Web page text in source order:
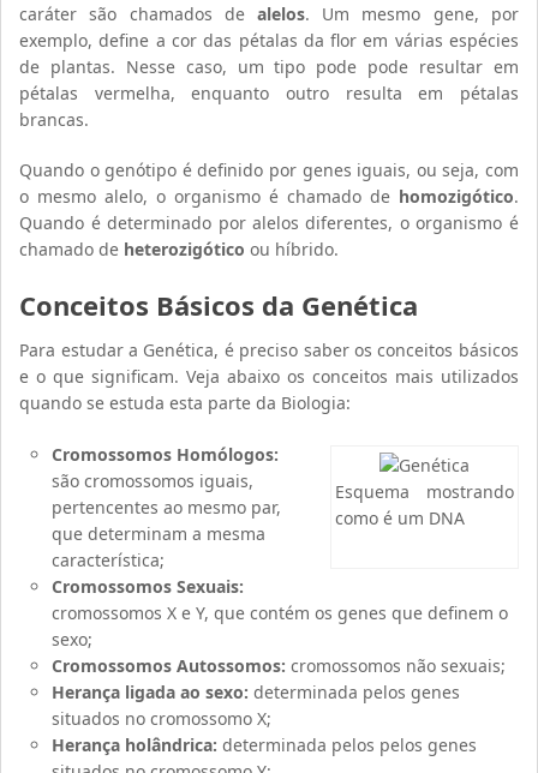
caráter são chamados de alelos. Um mesmo gene, por
exemplo, define a cor das pétalas da flor em várias espécies
de plantas. Nesse caso, um tipo pode pode resultar em
pétalas vermelha, enquanto outro resulta em pétalas
brancas.
Quando o genótipo é definido por genes iguais, ou seja, com
o mesmo alelo, o organismo é chamado de homozigótico.
Quando é determinado por alelos diferentes, o organismo é
chamado de heterozigótico ou híbrido.
Conceitos Básicos da Genética
Para estudar a Genética, é preciso saber os conceitos básicos
e o que significam. Veja abaixo os conceitos mais utilizados
quando se estuda esta parte da Biologia:
Esquema mostrando
como é um DNA
Cromossomos Homólogos:
são cromossomos iguais,
pertencentes ao mesmo par,
que determinam a mesma
característica;
Cromossomos Sexuais:
cromossomos X e Y, que contém os genes que definem o
sexo;
Cromossomos Autossomos: cromossomos não sexuais;
Herança ligada ao sexo: determinada pelos genes
situados no cromossomo X;
Herança holândrica: determinada pelos pelos genes